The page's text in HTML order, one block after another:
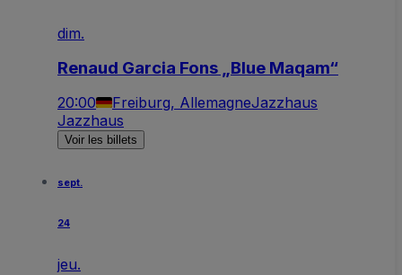
dim.
Renaud Garcia Fons „Blue Maqam“
20:00 Freiburg, AllemagneJazzhaus
Jazzhaus
Voir les billets
sept.
24
jeu.